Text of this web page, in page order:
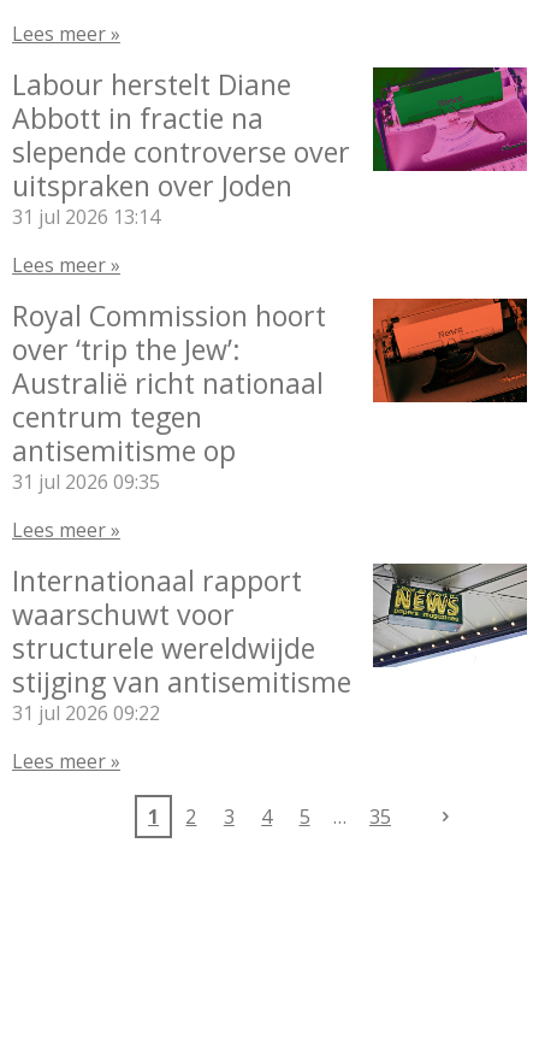
Lees meer »
Labour herstelt Diane
Abbott in fractie na
slepende controverse over
uitspraken over Joden
31 jul 2026 13:14
Lees meer »
Royal Commission hoort
over ‘trip the Jew’:
Australië richt nationaal
centrum tegen
antisemitisme op
31 jul 2026 09:35
Lees meer »
Internationaal rapport
waarschuwt voor
structurele wereldwijde
stijging van antisemitisme
31 jul 2026 09:22
Lees meer »
1 2 3 4 5 35